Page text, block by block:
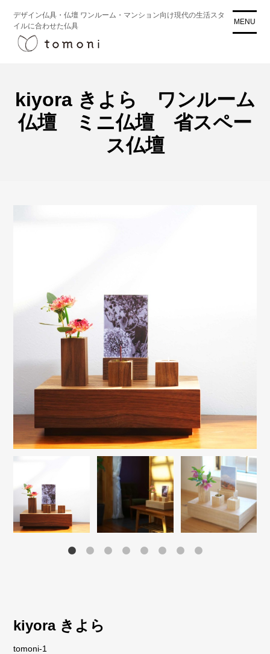
デザイン仏具・仏壇 ワンルーム・マンション向け現代の生活スタ
イルに合わせた仏具
MENU
kiyora きよら ワンルーム
仏壇 ミニ仏壇 省スペー
ス仏壇
kiyora きよら
tomoni-1